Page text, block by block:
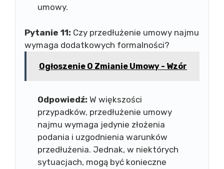
umowy.
Pytanie 11: Czy przedłużenie umowy najmu
wymaga dodatkowych formalności?
Ogłoszenie O Zmianie Umowy - Wzór
Odpowiedź: W większości
przypadków, przedłużenie umowy
najmu wymaga jedynie złożenia
podania i uzgodnienia warunków
przedłużenia. Jednak, w niektórych
sytuacjach, mogą być konieczne